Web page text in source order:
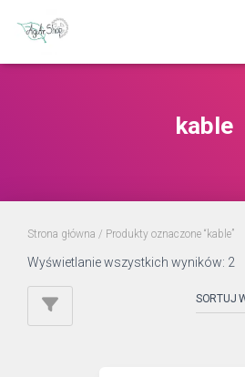
kable
Strona główna / Produkty oznaczone “kable”
Wyświetlanie wszystkich wyników: 2